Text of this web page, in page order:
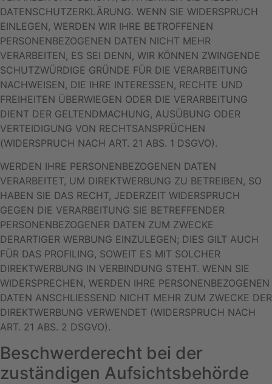
DATENSCHUTZERKLÄRUNG. WENN SIE WIDERSPRUCH
EINLEGEN, WERDEN WIR IHRE BETROFFENEN
PERSONENBEZOGENEN DATEN NICHT MEHR
VERARBEITEN, ES SEI DENN, WIR KÖNNEN ZWINGENDE
SCHUTZWÜRDIGE GRÜNDE FÜR DIE VERARBEITUNG
NACHWEISEN, DIE IHRE INTERESSEN, RECHTE UND
FREIHEITEN ÜBERWIEGEN ODER DIE VERARBEITUNG
DIENT DER GELTENDMACHUNG, AUSÜBUNG ODER
VERTEIDIGUNG VON RECHTSANSPRÜCHEN
(WIDERSPRUCH NACH ART. 21 ABS. 1 DSGVO).
WERDEN IHRE PERSONENBEZOGENEN DATEN
VERARBEITET, UM DIREKTWERBUNG ZU BETREIBEN, SO
HABEN SIE DAS RECHT, JEDERZEIT WIDERSPRUCH
GEGEN DIE VERARBEITUNG SIE BETREFFENDER
PERSONENBEZOGENER DATEN ZUM ZWECKE
DERARTIGER WERBUNG EINZULEGEN; DIES GILT AUCH
FÜR DAS PROFILING, SOWEIT ES MIT SOLCHER
DIREKTWERBUNG IN VERBINDUNG STEHT. WENN SIE
WIDERSPRECHEN, WERDEN IHRE PERSONENBEZOGENEN
DATEN ANSCHLIESSEND NICHT MEHR ZUM ZWECKE DER
DIREKTWERBUNG VERWENDET (WIDERSPRUCH NACH
ART. 21 ABS. 2 DSGVO).
Beschwerde­recht bei der
zuständigen Aufsichts­behörde